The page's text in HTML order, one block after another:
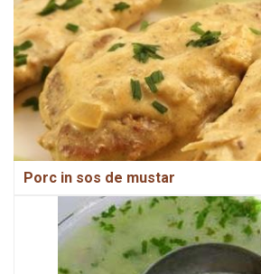
Porc in sos de mustar